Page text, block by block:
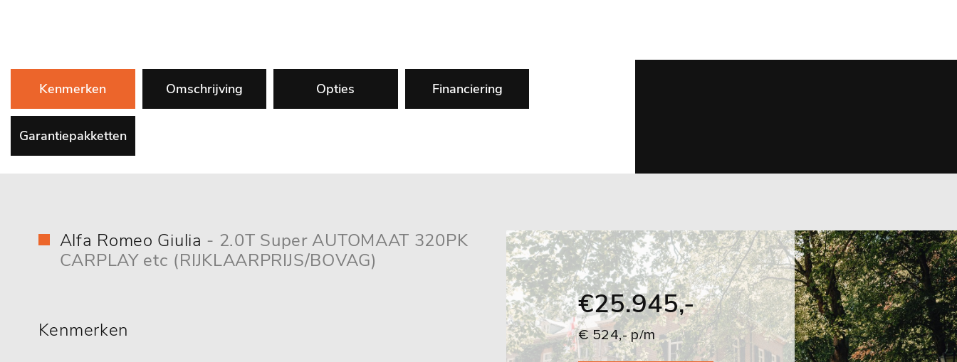
Kenmerken Omschrijving Opties Financiering
Garantiepakketten
Alfa Romeo Giulia - 2.0T Super AUTOMAAT 320PK
CARPLAY etc (RIJKLAARPRIJS/BOVAG)
Kenmerken
€25.945,-
€ 524,- p/m